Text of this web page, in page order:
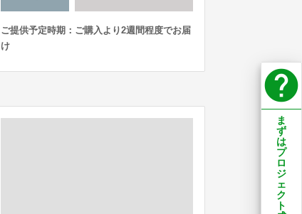
ご提供予定時期：ご購入より2週間程度でお届
け
help
ま
ず
は
プ
ロ
ジ
ェ
ク
ト